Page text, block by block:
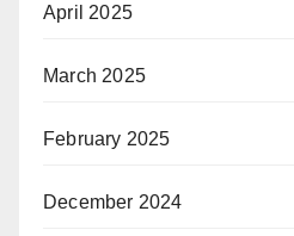
April 2025
March 2025
February 2025
December 2024